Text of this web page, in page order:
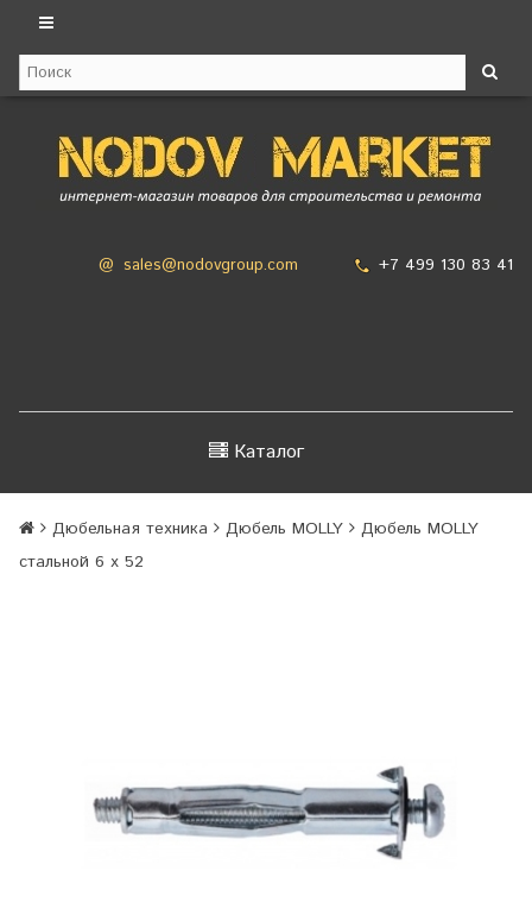
@ sales@nodovgroup.com +7 499 130 83 41
Каталог
Дюбельная техника Дюбель MOLLY
Дюбель MOLLY
стальной 6 х 52